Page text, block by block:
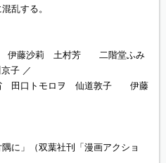
乱する。
伊藤沙莉 土村芳 二階堂ふみ
子 ／
田口トモロヲ 仙道敦子 伊藤
に」（双葉社刊「漫画アクショ